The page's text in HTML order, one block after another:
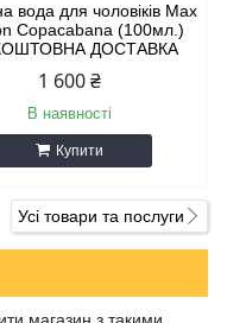
вода для чоловіків Max
Copacabana (100мл.)
ДОСТАВКА
1 600 ₴
В наявності
Купити
Усі товари та послуги